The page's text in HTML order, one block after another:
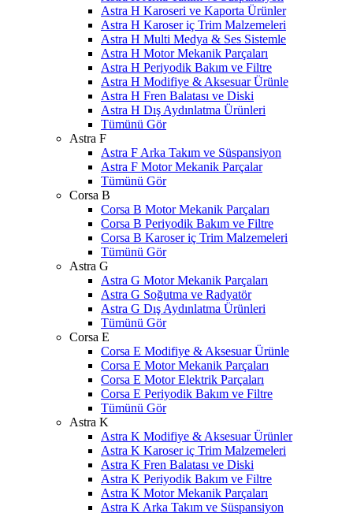
Astra H Karoseri ve Kaporta Ürünler
Astra H Karoser iç Trim Malzemeleri
Astra H Multi Medya & Ses Sistemle
Astra H Motor Mekanik Parçaları
Astra H Periyodik Bakım ve Filtre
Astra H Modifiye & Aksesuar Ürünle
Astra H Fren Balatası ve Diski
Astra H Dış Aydınlatma Ürünleri
Tümünü Gör
Astra F
Astra F Arka Takım ve Süspansiyon
Astra F Motor Mekanik Parçalar
Tümünü Gör
Corsa B
Corsa B Motor Mekanik Parçaları
Corsa B Periyodik Bakım ve Filtre
Corsa B Karoser iç Trim Malzemeleri
Tümünü Gör
Astra G
Astra G Motor Mekanik Parçaları
Astra G Soğutma ve Radyatör
Astra G Dış Aydınlatma Ürünleri
Tümünü Gör
Corsa E
Corsa E Modifiye & Aksesuar Ürünle
Corsa E Motor Mekanik Parçaları
Corsa E Motor Elektrik Parçaları
Corsa E Periyodik Bakım ve Filtre
Tümünü Gör
Astra K
Astra K Modifiye & Aksesuar Ürünler
Astra K Karoser iç Trim Malzemeleri
Astra K Fren Balatası ve Diski
Astra K Periyodik Bakım ve Filtre
Astra K Motor Mekanik Parçaları
Astra K Arka Takım ve Süspansiyon